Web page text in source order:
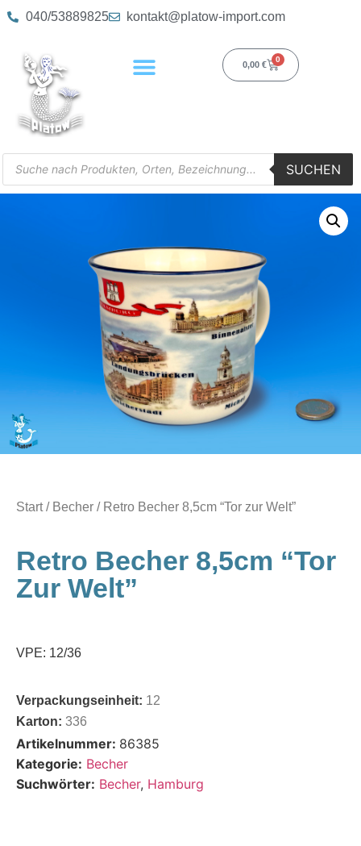
040/53889825 kontakt@platow-import.com
0,00 €
0
SUCHEN
Start/ Becher / Retro Becher 8,5cm “Tor zur Welt”
Retro Becher 8,5cm “Tor
Zur Welt”
VPE: 12/36
Verpackungseinheit: 12
Karton: 336
Artikelnummer: 86385
Kategorie: Becher
Suchwörter: Becher, Hamburg